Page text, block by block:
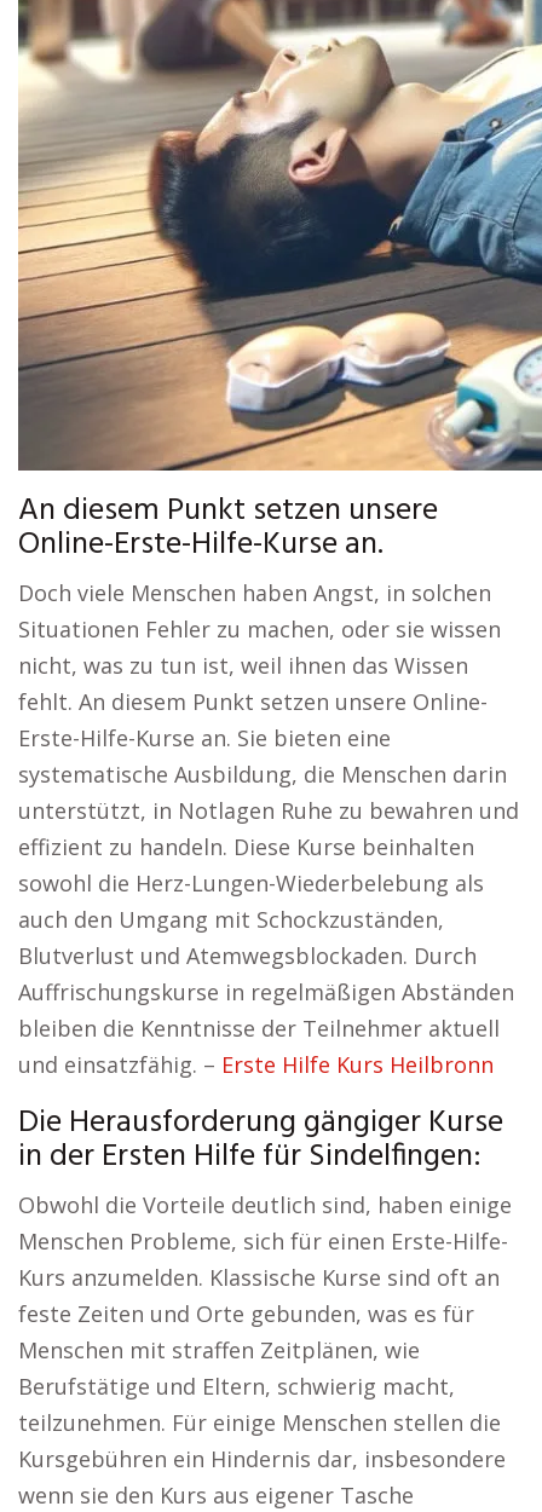
An diesem Punkt setzen unsere
Online-Erste-Hilfe-Kurse an.
Doch viele Menschen haben Angst, in solchen
Situationen Fehler zu machen, oder sie wissen
nicht, was zu tun ist, weil ihnen das Wissen
fehlt. An diesem Punkt setzen unsere Online-
Erste-Hilfe-Kurse an. Sie bieten eine
systematische Ausbildung, die Menschen darin
unterstützt, in Notlagen Ruhe zu bewahren und
effizient zu handeln. Diese Kurse beinhalten
sowohl die Herz-Lungen-Wiederbelebung als
auch den Umgang mit Schockzuständen,
Blutverlust und Atemwegsblockaden. Durch
Auffrischungskurse in regelmäßigen Abständen
bleiben die Kenntnisse der Teilnehmer aktuell
und einsatzfähig. – Erste Hilfe Kurs Heilbronn
Die Herausforderung gängiger Kurse
in der Ersten Hilfe für Sindelfingen:
Obwohl die Vorteile deutlich sind, haben einige
Menschen Probleme, sich für einen Erste-Hilfe-
Kurs anzumelden. Klassische Kurse sind oft an
feste Zeiten und Orte gebunden, was es für
Menschen mit straffen Zeitplänen, wie
Berufstätige und Eltern, schwierig macht,
teilzunehmen. Für einige Menschen stellen die
Kursgebühren ein Hindernis dar, insbesondere
wenn sie den Kurs aus eigener Tasche